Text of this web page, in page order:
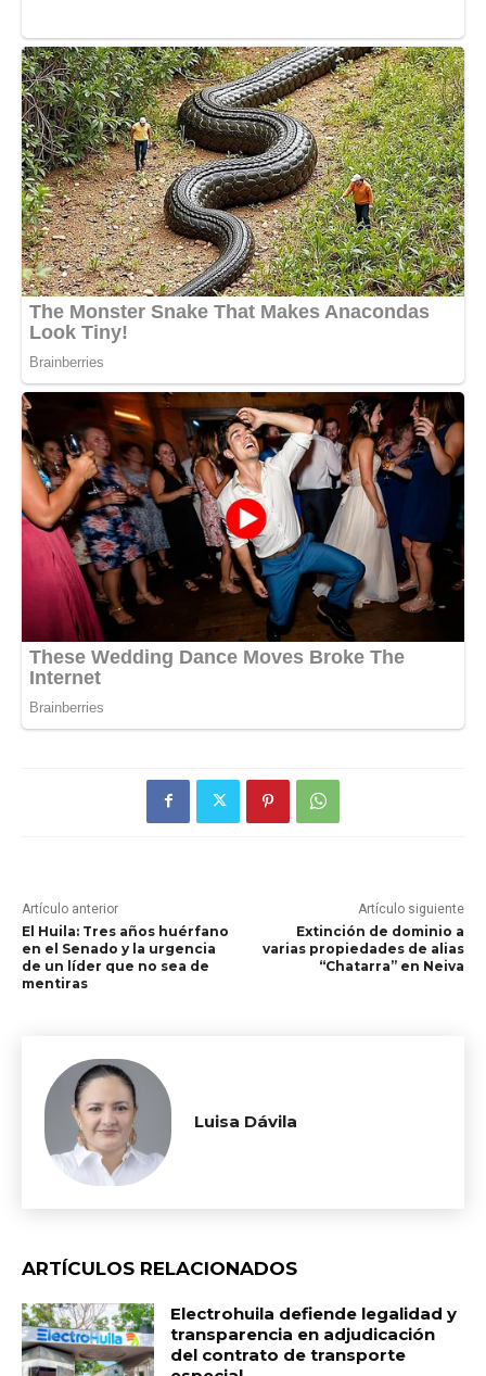
Artículo anterior
El Huila: Tres años huérfano
en el Senado y la urgencia
de un líder que no sea de
mentiras
Artículo siguiente
Extinción de dominio a
varias propiedades de alias
“Chatarra” en Neiva
Luisa Dávila
ARTÍCULOS RELACIONADOS
Electrohuila defiende legalidad y
transparencia en adjudicación
del contrato de transporte